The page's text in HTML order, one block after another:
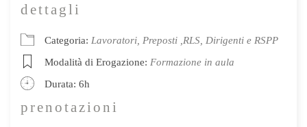
dettagli
Categoria: Lavoratori, Preposti ,RLS, Dirigenti e RSPP
Modalità di Erogazione: Formazione in aula
Durata: 6h
prenotazioni